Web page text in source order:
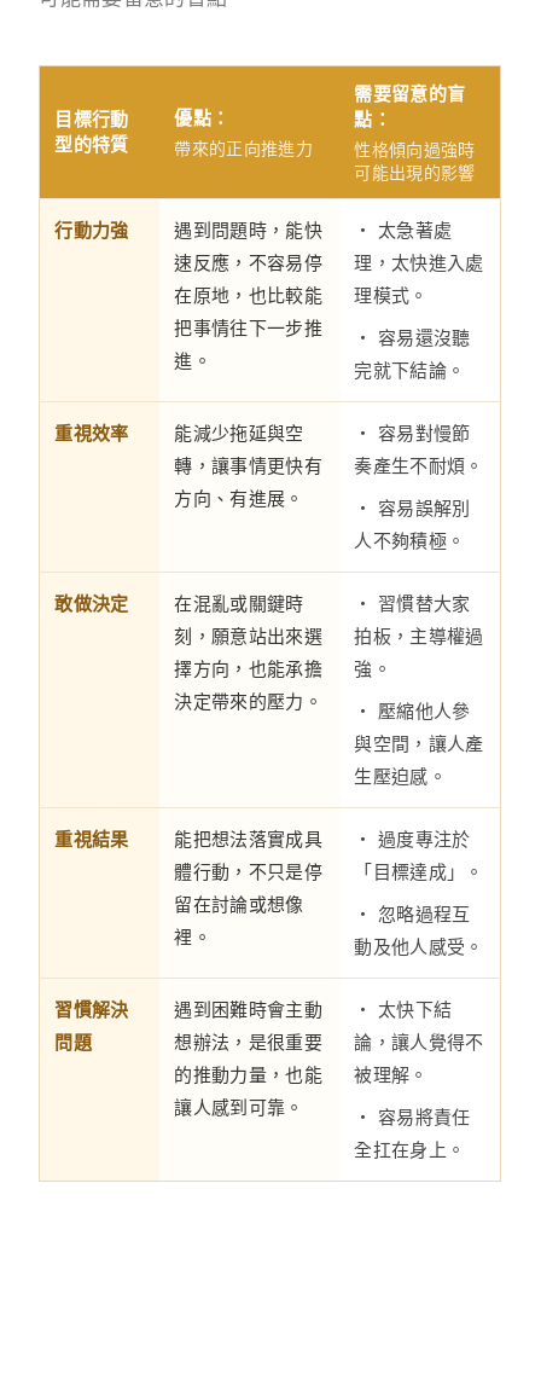
目標行動
型的特質
優點：
帶來的正向推進力
需要留意的盲
點：
性格傾向過強時
可能出現的影響
行動力強
遇到問題時，能快
速反應，不容易停
在原地，也比較能
把事情往下一步推
進。
・ 太急著處
理，太快進入處
理模式。
・ 容易還沒聽
完就下結論。
重視效率
能減少拖延與空
轉，讓事情更快有
方向、有進展。
・ 容易對慢節
奏產生不耐煩。
・ 容易誤解別
人不夠積極。
敢做決定
在混亂或關鍵時
刻，願意站出來選
擇方向，也能承擔
決定帶來的壓力。
・ 習慣替大家
拍板，主導權過
強。
・ 壓縮他人參
與空間，讓人產
生壓迫感。
重視結果
能把想法落實成具
體行動，不只是停
留在討論或想像
裡。
・ 過度專注於
「目標達成」。
・ 忽略過程互
動及他人感受。
習慣解決
問題
遇到困難時會主動
想辦法，是很重要
的推動力量，也能
讓人感到可靠。
・ 太快下結
論，讓人覺得不
被理解。
・ 容易將責任
全扛在身上。